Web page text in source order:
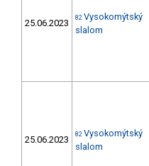
25.06.2023 82 Vysokomýtský
slalom
25.06.2023 82 Vysokomýtský
slalom